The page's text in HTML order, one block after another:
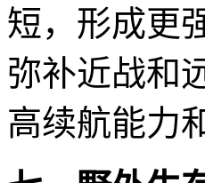
短，形成更
弥补近战和
高续航能力